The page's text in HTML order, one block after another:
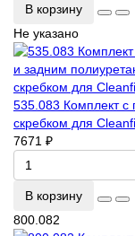
В корзину
Не указано
535.083 Комплект
скребком для
7671 ₽
В корзину
800.082